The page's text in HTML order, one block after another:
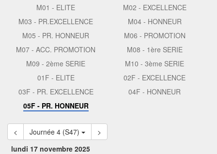
M01 - ELITE
M02 - EXCELLENCE
M03 - PR.EXCELLENCE
M04 - HONNEUR
M05 - PR. HONNEUR
M06 - PROMOTION
M07 - ACC. PROMOTION
M08 - 1ère SERIE
M09 - 2ème SERIE
M10 - 3ème SERIE
01F - ELITE
02F - EXCELLENCE
03F - PR. EXCELLENCE
04F - HONNEUR
05F - PR. HONNEUR
< Journée 4 (S47)
>
lundi 17 novembre 2025